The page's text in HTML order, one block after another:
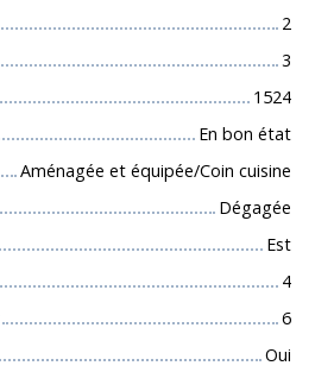
2
3
1524
En bon état
Aménagée et équipée/Coin cuisine
Dégagée
Est
4
6
Oui